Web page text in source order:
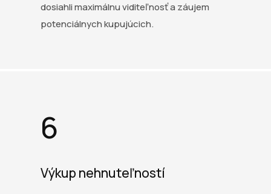
dosiahli maximálnu viditeľnosť a záujem
potenciálnych kupujúcich.
6
Výkup nehnuteľností